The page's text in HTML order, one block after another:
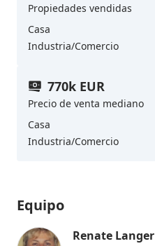
Propiedades vendidas
Casa
Industria/Comercio
770k EUR
Precio de venta mediano
Casa
Industria/Comercio
Equipo
Renate Langer